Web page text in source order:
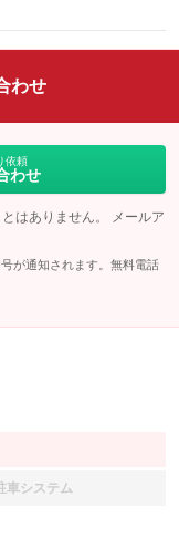
わせ
依頼
わせ
はありません。 メールア
が通知されます。無料電話
車システム
なし